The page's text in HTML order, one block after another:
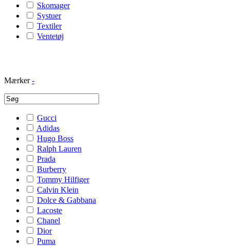
Skomager
Systuer
Textiler
Ventetøj
Mærker -
Gucci
Adidas
Hugo Boss
Ralph Lauren
Prada
Burberry
Tommy Hilfiger
Calvin Klein
Dolce & Gabbana
Lacoste
Chanel
Dior
Puma